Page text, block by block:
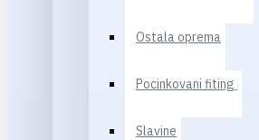
Ostala oprema
Pocinkovani fiting
Slavine